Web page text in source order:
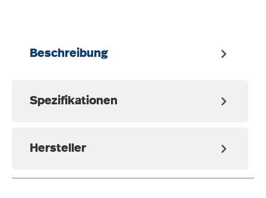
Beschreibung
Spezifikationen
Hersteller